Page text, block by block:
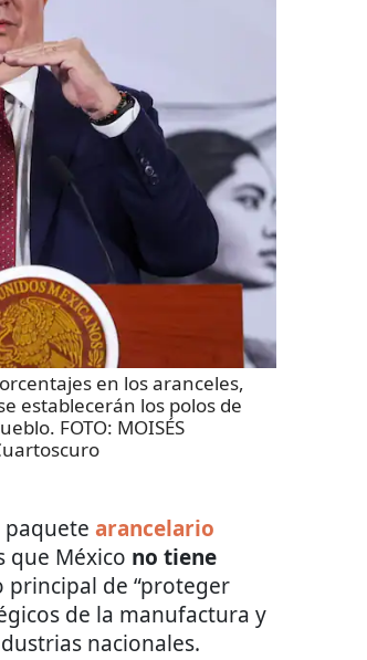
en los aranceles,
establecerán los polos de
FOTO: MOISÉS
arancelario
que México no tiene
principal de “proteger
de la manufactura y
nacionales.